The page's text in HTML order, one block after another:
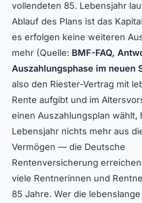
vollendeten 85. Lebensjahr
Ablauf des Plans ist das
es erfolgen keine weiteren
mehr (Quelle: BMF-FAQ,
Auszahlungsphase im neuen
also den Riester-Vertrag mit
Rente aufgibt und im
einen Auszahlungsplan wählt,
Lebensjahr nichts mehr aus
Vermögen — die Deutsche
Rentenversicherung
viele Rentnerinnen und
85 Jahre. Wer die